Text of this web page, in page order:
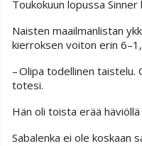
Toukokuun lopussa
Naisten maailmanlistan
kierroksen voiton erin
– Olipa todellinen
totesi.
Hän oli toista erää
Sabalenka ei ole koskaan